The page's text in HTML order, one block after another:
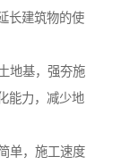
长建筑物的使
地基，强夯施
能力，减少地
单，施工速度